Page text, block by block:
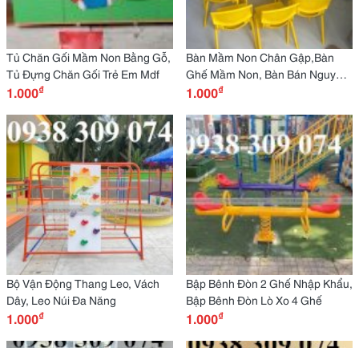
Tủ Chăn Gối Mầm Non Bằng Gỗ,
Tủ Đựng Chăn Gối Trẻ Em Mdf
1.000₫
Bàn Mầm Non Chân Gập,Bàn
Ghế Mầm Non, Bàn Bán Nguyệt
Mầm Non
1.000₫
Bộ Vận Động Thang Leo, Vách
Dây, Leo Núi Đa Năng
1.000₫
Bập Bênh Đòn 2 Ghế Nhập Khẩu,
Bập Bênh Đòn Lò Xo 4 Ghế
1.000₫